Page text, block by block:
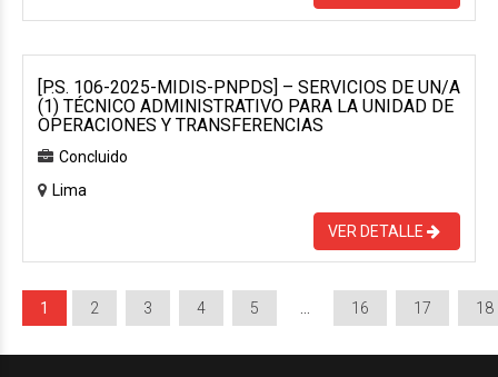
[P.S. 106-2025-MIDIS-PNPDS] – SERVICIOS DE UN/A
(1) TÉCNICO ADMINISTRATIVO PARA LA UNIDAD DE
OPERACIONES Y TRANSFERENCIAS
Concluido
Lima
VER DETALLE
1 2 3 4 5 16 17 18